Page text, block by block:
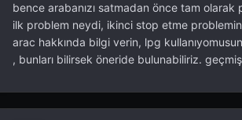
bence arabanızı satmadan önce tam olarak
ilk problem neydi, ikinci stop etme
arac hakkında bilgi verin, lpg
, bunları bilirsek öneride bulunabiliriz.